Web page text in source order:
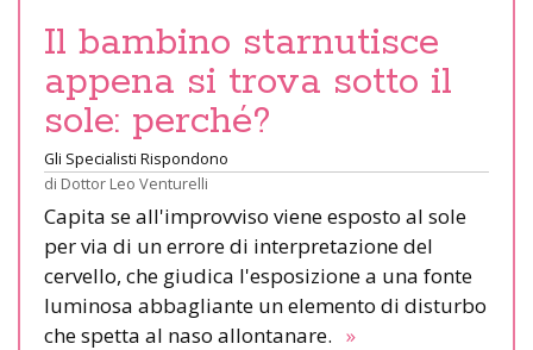
Il bambino starnutisce
appena si trova sotto il
sole: perché?
Gli Specialisti Rispondono
di Dottor Leo Venturelli
Capita se all'improvviso viene esposto al sole
per via di un errore di interpretazione del
cervello, che giudica l'esposizione a una fonte
luminosa abbagliante un elemento di disturbo
che spetta al naso allontanare. »